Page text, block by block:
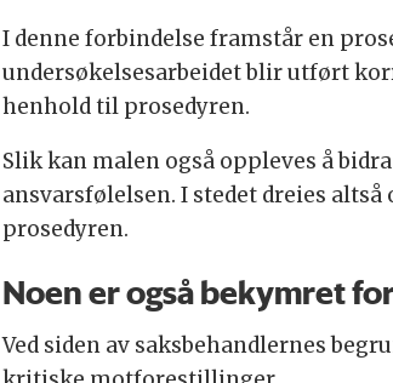
I denne forbindelse framstår en
undersøkelsesarbeidet blir utført
henhold til prosedyren.
Slik kan malen også oppleves å
ansvarsfølelsen. I stedet dreies
prosedyren.
Noen er også bekymret
Ved siden av saksbehandlernes